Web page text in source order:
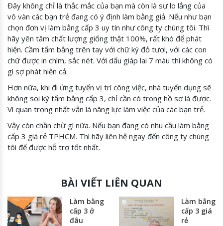
Đây không chỉ là thắc mắc của bạn mà còn là sự lo lắng của
vô vàn các bạn trẻ đang có ý định làm bằng giả. Nếu như bạn
chọn đơn vị làm bằng cấp 3 uy tín như công ty chúng tôi. Thì
hãy yên tâm chất lượng giống thật 100%, rất khó để phát
hiện. Cầm tấm bằng trên tay với chữ ký đỏ tươi, với các con
chữ được in chìm, sắc nét. Với dấu giáp lai 7 màu thì không có
gì sợ phát hiện cả.
Hơn nữa, khi đi ứng tuyển vị trí công việc, nhà tuyển dụng sẽ
không soi kỹ tấm bằng cấp 3, chỉ cần có trong hồ sơ là được.
Vì quan trọng nhất vẫn là năng lực làm việc của các bạn trẻ.
Vậy còn chần chừ gì nữa. Nếu bạn đang có nhu cầu làm bằng
cấp 3 giá rẻ TPHCM. Thì hãy liên hệ ngay đến công ty chúng
tôi để được hỗ trợ tốt nhất.
BÀI VIẾT LIÊN QUAN
Làm bằng
cấp 3 ở
đâu
Làm bằng
cấp 3 giá
rẻ